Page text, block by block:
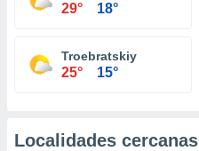
29° 18°
Troebratskiy
25° 15°
Localidades cercanas